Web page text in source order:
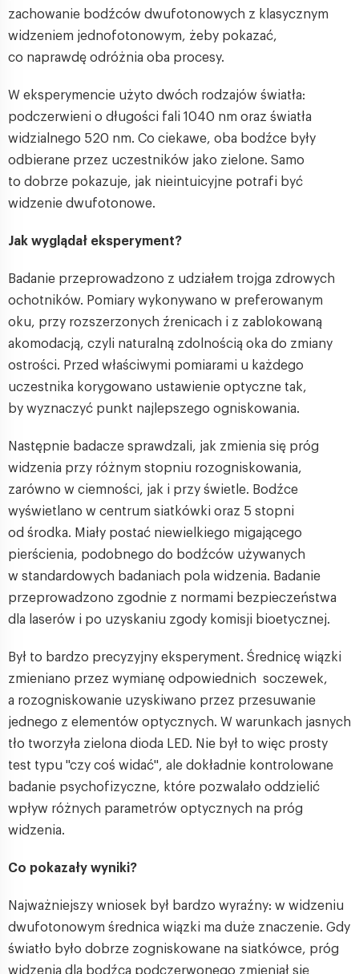
zachowanie bodźców dwufotonowych z klasycznym
widzeniem jednofotonowym, żeby pokazać,
co naprawdę odróżnia oba procesy.
W eksperymencie użyto dwóch rodzajów światła:
podczerwieni o długości fali 1040 nm oraz światła
widzialnego 520 nm. Co ciekawe, oba bodźce były
odbierane przez uczestników jako zielone. Samo
to dobrze pokazuje, jak nieintuicyjne potrafi być
widzenie dwufotonowe.
Jak wyglądał eksperyment?
Badanie przeprowadzono z udziałem trojga zdrowych
ochotników. Pomiary wykonywano w preferowanym
oku, przy rozszerzonych źrenicach i z zablokowaną
akomodacją, czyli naturalną zdolnością oka do zmiany
ostrości. Przed właściwymi pomiarami u każdego
uczestnika korygowano ustawienie optyczne tak,
by wyznaczyć punkt najlepszego ogniskowania.
Następnie badacze sprawdzali, jak zmienia się próg
widzenia przy różnym stopniu rozogniskowania,
zarówno w ciemności, jak i przy świetle. Bodźce
wyświetlano w centrum siatkówki oraz 5 stopni
od środka. Miały postać niewielkiego migającego
pierścienia, podobnego do bodźców używanych
w standardowych badaniach pola widzenia. Badanie
przeprowadzono zgodnie z normami bezpieczeństwa
dla laserów i po uzyskaniu zgody komisji bioetycznej.
Był to bardzo precyzyjny eksperyment. Średnicę wiązki
zmieniano przez wymianę odpowiednich soczewek,
a rozogniskowanie uzyskiwano przez przesuwanie
jednego z elementów optycznych. W warunkach jasnych
tło tworzyła zielona dioda LED. Nie był to więc prosty
test typu "czy coś widać", ale dokładnie kontrolowane
badanie psychofizyczne, które pozwalało oddzielić
wpływ różnych parametrów optycznych na próg
widzenia.
Co pokazały wyniki?
Najważniejszy wniosek był bardzo wyraźny: w widzeniu
dwufotonowym średnica wiązki ma duże znaczenie. Gdy
światło było dobrze zogniskowane na siatkówce, próg
widzenia dla bodźca podczerwonego zmieniał się